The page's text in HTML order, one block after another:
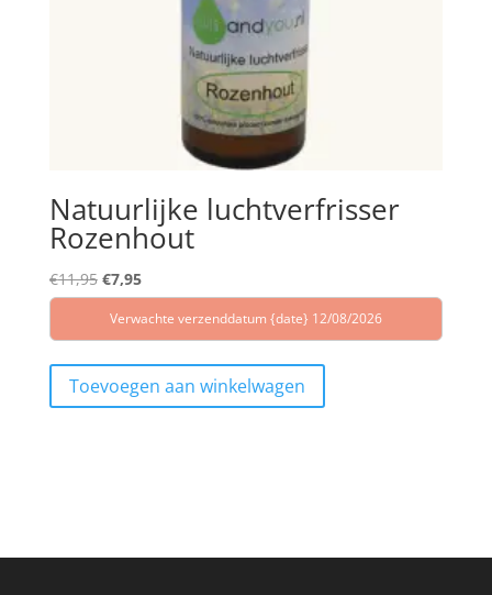
Natuurlijke luchtverfrisser
Rozenhout
€11,95 Oorspronkelijke
prijs
was:
€7,95Huidige
prijs
is:
Verwachte verzenddatum {date} 12/08/2026
Toevoegen aan winkelwagen